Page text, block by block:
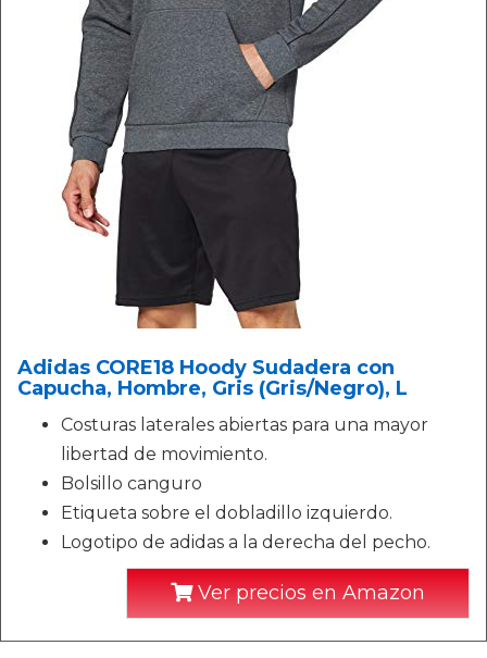
Adidas CORE18 Hoody Sudadera con
Capucha, Hombre, Gris (Gris/Negro), L
Costuras laterales abiertas para una mayor
libertad de movimiento.
Bolsillo canguro
Etiqueta sobre el dobladillo izquierdo.
Logotipo de adidas a la derecha del pecho.
Ver precios en Amazon